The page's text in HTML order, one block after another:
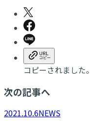
コピーされました。
次の記事へ
2021.10.6NEWS